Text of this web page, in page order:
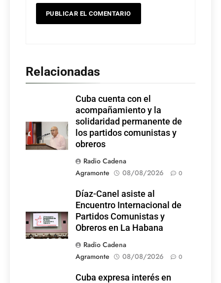
Relacionadas
Cuba cuenta con el
acompañamiento y la
solidaridad permanente de
los partidos comunistas y
obreros
Radio Cadena
Agramonte
08/08/2026 0
Díaz-Canel asiste al
Encuentro Internacional de
Partidos Comunistas y
Obreros en La Habana
Radio Cadena
Agramonte
08/08/2026 0
Cuba expresa interés en